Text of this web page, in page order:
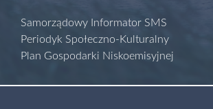
Samorządowy Informator SMS
Periodyk Społeczno-Kulturalny
Plan Gospodarki Niskoemisyjnej